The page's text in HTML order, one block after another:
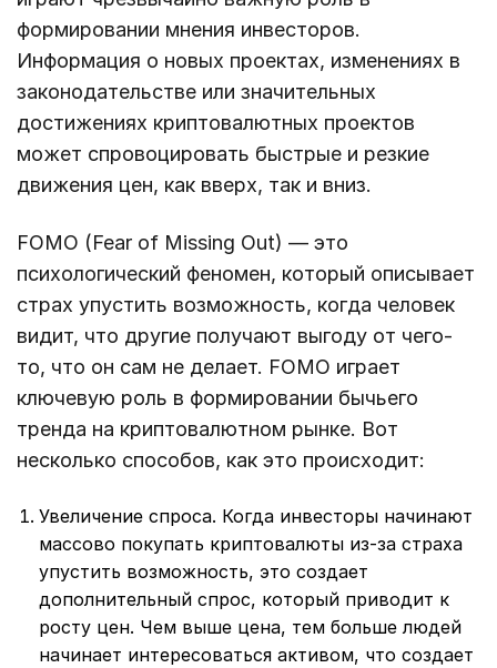
формировании мнения инвесторов.
Информация о новых проектах, изменениях в
законодательстве или значительных
достижениях криптовалютных проектов
может спровоцировать быстрые и резкие
движения цен, как вверх, так и вниз.
FOMO (Fear of Missing Out) — это
психологический феномен, который описывает
страх упустить возможность, когда человек
видит, что другие получают выгоду от чего-
то, что он сам не делает. FOMO играет
ключевую роль в формировании бычьего
тренда на криптовалютном рынке. Вот
несколько способов, как это происходит:
Увеличение спроса. Когда инвесторы начинают
массово покупать криптовалюты из-за страха
упустить возможность, это создает
дополнительный спрос, который приводит к
росту цен. Чем выше цена, тем больше людей
начинает интересоваться активом, что создает